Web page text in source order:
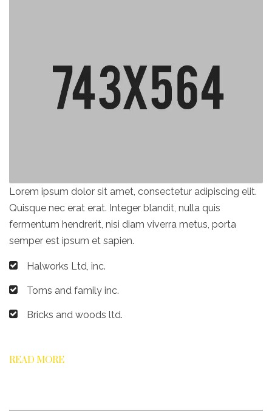
Lorem ipsum dolor sit amet, consectetur adipiscing elit.
Quisque nec erat erat. Integer blandit, nulla quis
fermentum hendrerit, nisi diam viverra metus, porta
semper est ipsum et sapien.
Halworks Ltd, inc.
Toms and family inc.
Bricks and woods ltd.
READ MORE